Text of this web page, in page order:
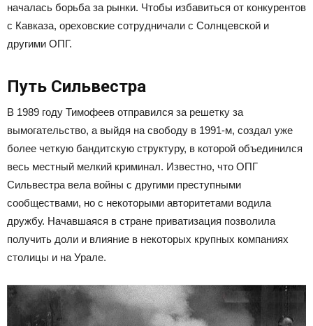
началась борьба за рынки. Чтобы избавиться от конкурентов
с Кавказа, ореховские сотрудничали с Солнцевской и
другими ОПГ.
Путь Сильвестра
В 1989 году Тимофеев отправился за решетку за
вымогательство, а выйдя на свободу в 1991-м, создал уже
более четкую бандитскую структуру, в которой объединился
весь местный мелкий криминал. Известно, что ОПГ
Сильвестра вела войны с другими преступными
сообществами, но с некоторыми авторитетами водила
дружбу. Начавшаяся в стране приватизация позволила
получить доли и влияние в некоторых крупных компаниях
столицы и на Урале.